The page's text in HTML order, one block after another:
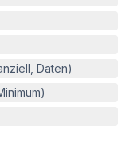
Daten)